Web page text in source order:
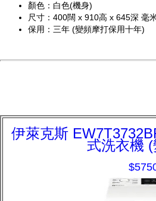
顏色：白色(機身)
尺寸：400闊 x 910高 x 645深 毫
保用：三年 (變頻摩打保用十年)
伊萊克斯
式洗衣機